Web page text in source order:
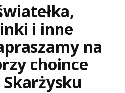
i inne
na
choince